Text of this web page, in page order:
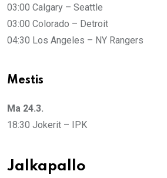
03:00 Calgary – Seattle
03:00 Colorado – Detroit
04:30 Los Angeles – NY Rangers
Mestis
Ma 24.3.
18:30 Jokerit – IPK
Jalkapallo